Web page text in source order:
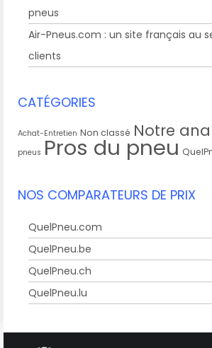
pneus
Air-Pneus.com : un site français au
clients
CATÉGORIES
Achat-Entretien Non classé Notre
pneus Pros du pneu
NOS COMPARATEURS DE PRIX
QuelPneu.com
QuelPneu.be
QuelPneu.ch
QuelPneu.lu